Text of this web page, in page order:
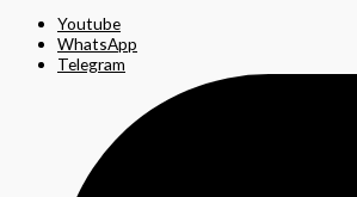
Youtube
WhatsApp
Telegram